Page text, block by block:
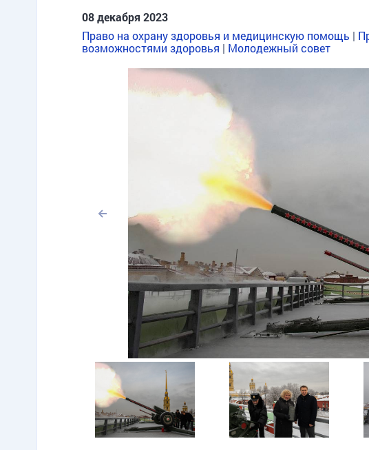
08 декабря 2023
Право на охрану здоровья и медицинскую помощь |
возможностями здоровья | Молодежный совет